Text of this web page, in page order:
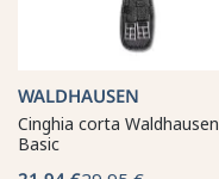
WALDHAUSEN
Cinghia corta Waldhausen
Basic